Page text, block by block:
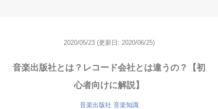
2020/05/23 (更新日: 2020/06/25)
音楽出版社とは？レコード会社とは違うの？【初
心者向けに解説】
音楽出版社 音楽知識